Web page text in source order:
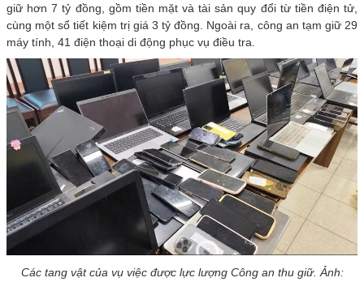
giữ hơn 7 tỷ đồng, gồm tiền mặt và tài sản quy đổi từ tiền điện tử,
cùng một sổ tiết kiệm trị giá 3 tỷ đồng. Ngoài ra, công an tạm giữ 29
máy tính, 41 điện thoại di động phục vụ điều tra.
Các tang vật của vụ việc được lực lượng Công an thu giữ. Ảnh: